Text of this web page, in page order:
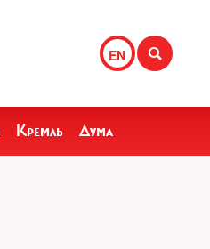
EN
Кремль Дума